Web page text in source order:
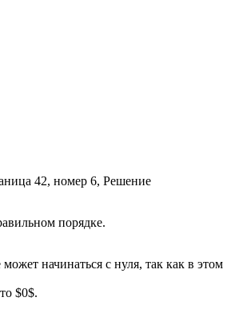
порядке.
начинаться с нуля, так как в этом
$0$.